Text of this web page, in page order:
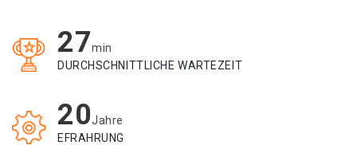
27min
DURCHSCHNITTLICHE WARTEZEIT
20Jahre
EFRAHRUNG